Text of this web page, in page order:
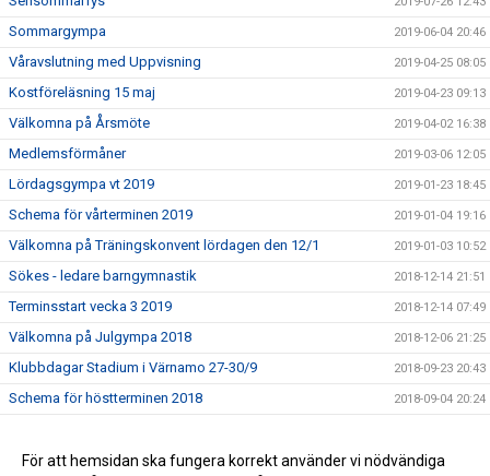
Sommargympa 2019-06-04 20:46
Våravslutning med Uppvisning 2019-04-25 08:05
Kostföreläsning 15 maj 2019-04-23 09:13
Välkomna på Årsmöte 2019-04-02 16:38
Medlemsförmåner 2019-03-06 12:05
Lördagsgympa vt 2019 2019-01-23 18:45
Schema för vårterminen 2019 2019-01-04 19:16
Välkomna på Träningskonvent lördagen den 12/1 2019-01-03 10:52
Sökes - ledare barngymnastik 2018-12-14 21:51
Terminsstart vecka 3 2019 2018-12-14 07:49
Välkomna på Julgympa 2018 2018-12-06 21:25
Klubbdagar Stadium i Värnamo 27-30/9 2018-09-23 20:43
Schema för höstterminen 2018 2018-09-04 20:24
Sommargympa 2018 2018-07-09 10:22
För att hemsidan ska fungera korrekt använder vi nödvändiga